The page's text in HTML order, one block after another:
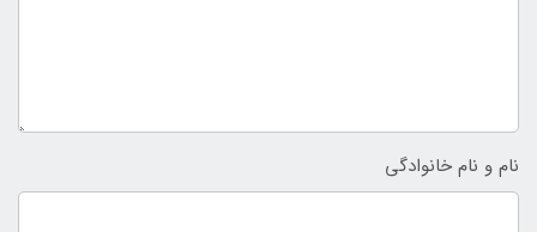
نام و نام خانوادگی